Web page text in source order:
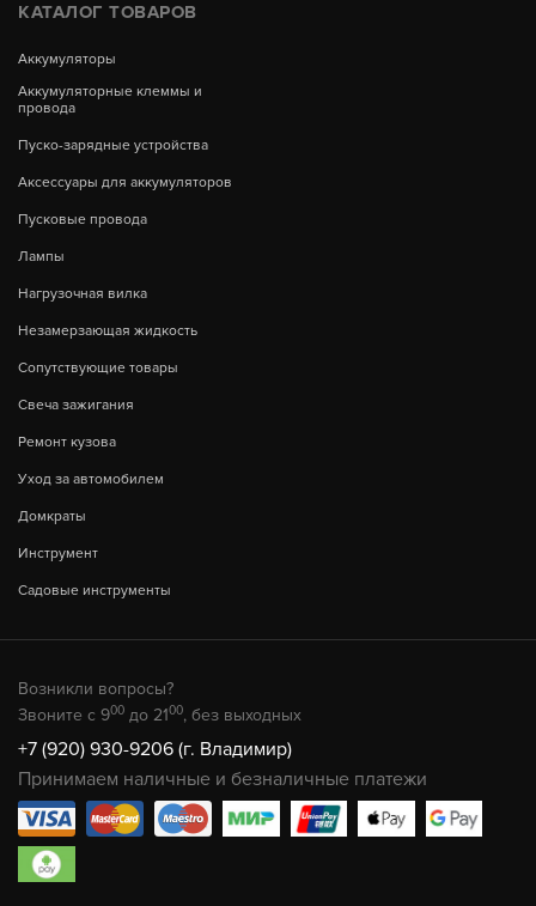
КАТАЛОГ ТОВАРОВ
Аккумуляторы
Аккумуляторные клеммы и
провода
Пуско-зарядные устройства
Аксессуары для аккумуляторов
Пусковые провода
Лампы
Нагрузочная вилка
Незамерзающая жидкость
Сопутствующие товары
Свеча зажигания
Ремонт кузова
Уход за автомобилем
Домкраты
Инструмент
Садовые инструменты
Возникли вопросы?
Звоните с 900 до 2100, без выходных
+7 (920) 930-9206 (г. Владимир)
Принимаем наличные и безналичные платежи